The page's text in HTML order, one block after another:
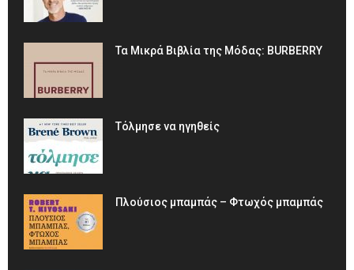
Τα Μικρά Βιβλία της Μόδας: BURBERRY
Τόλμησε να ηγηθείς
Πλούσιος μπαμπάς – Φτωχός μπαμπάς